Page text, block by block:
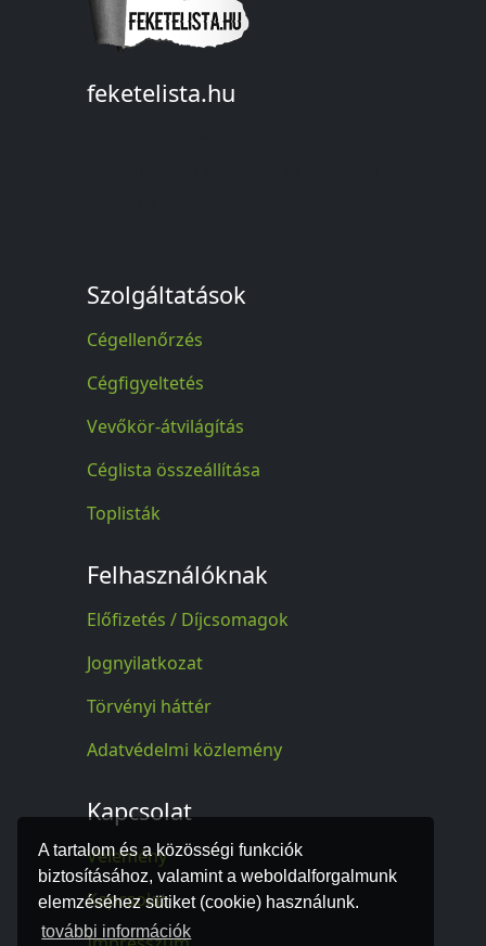
A tartalom és a közösségi funkciók
biztosításához, valamint a weboldalforgalmunk
elemzéséhez sütiket (cookie) használunk.
további információk
feketelista.hu
Szolgáltatások
Cégellenőrzés
Cégfigyeltetés
Vevőkör-átvilágítás
Céglista összeállítása
Toplisták
Felhasználóknak
Előfizetés / Díjcsomagok
Jognyilatkozat
Törvényi háttér
Adatvédelmi közlemény
Kapcsolat
Vélemény
Kapcsolat